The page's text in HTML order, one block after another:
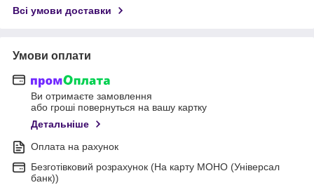
Всі умови доставки
Умови оплати
Ви отримаєте замовлення
або гроші повернуться на вашу картку
Детальніше
Оплата на рахунок
Безготівковий розрахунок (На карту МОНО (Універсал
банк))